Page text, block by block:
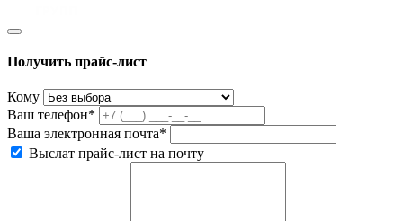
Получить прайс-лист
Кому
Ваш телефон*
Ваша электронная почта*
Выслат прайс-лист на почту